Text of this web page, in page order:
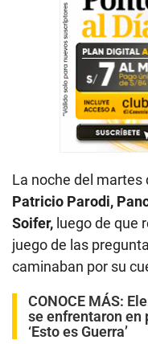
La noche del
Patricio Parodi,
Soifer, luego de que
juego de las
caminaban por su
CONOCE MÁS:
se enfrentaron en
‘Esto es Guerra’